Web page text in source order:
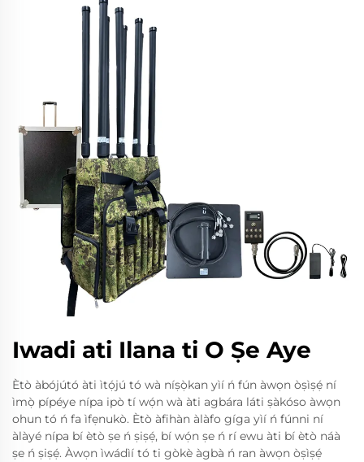
Iwadi ati Ilana ti O Ṣe Aye
Ètò àbójútó àti ìtọ́jú tó wà níṣọ̀kan yìí ń fún àwọn òṣìṣẹ́ ní
ìmọ̀ pípéye nípa ipò tí wọ́n wà àti agbára láti ṣàkóso àwọn
ohun tó ń fa ìfẹnukò. Ètò àfihàn àlàfo gíga yìí ń fúnni ní
àlàyé nípa bí ètò ṣe ń ṣiṣẹ́, bí wọ́n ṣe ń rí ewu àti bí ètò náà
ṣe ń ṣiṣẹ́. Àwọn ìwádìí tó ti gòkè àgbà ń ran àwọn òṣìṣẹ́